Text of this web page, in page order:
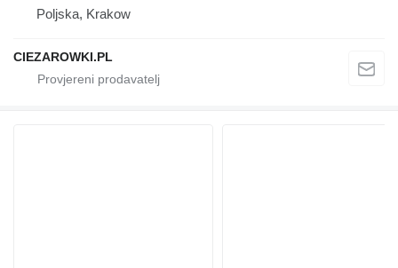
Poljska, Krakow
CIEZAROWKI.PL